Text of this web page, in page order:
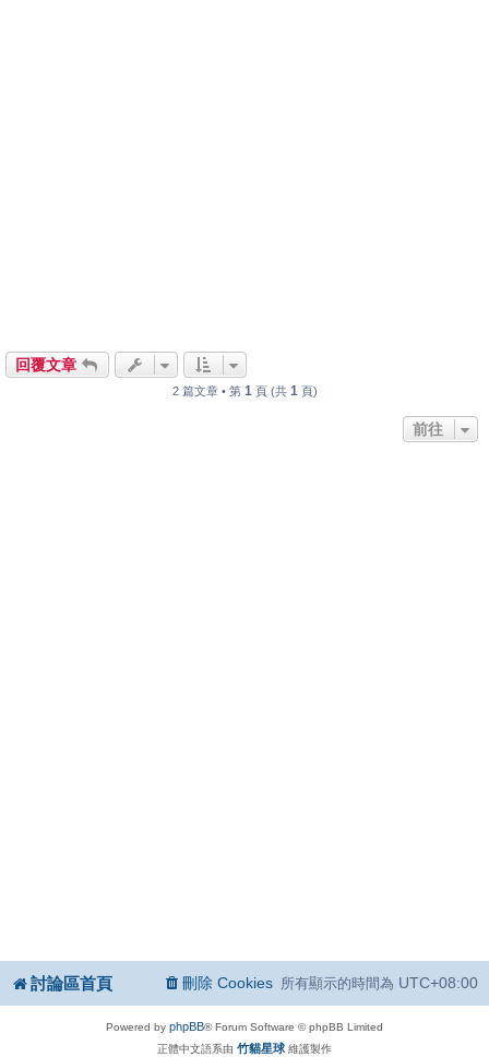
回覆文章
2 篇文章 • 第 1 頁 (共 1 頁)
前往
討論區首頁 所有顯示的時間為 UTC+08:00
刪除 Cookies
Powered by phpBB® Forum Software © phpBB Limited
正體中文語系由 竹貓星球 維護製作